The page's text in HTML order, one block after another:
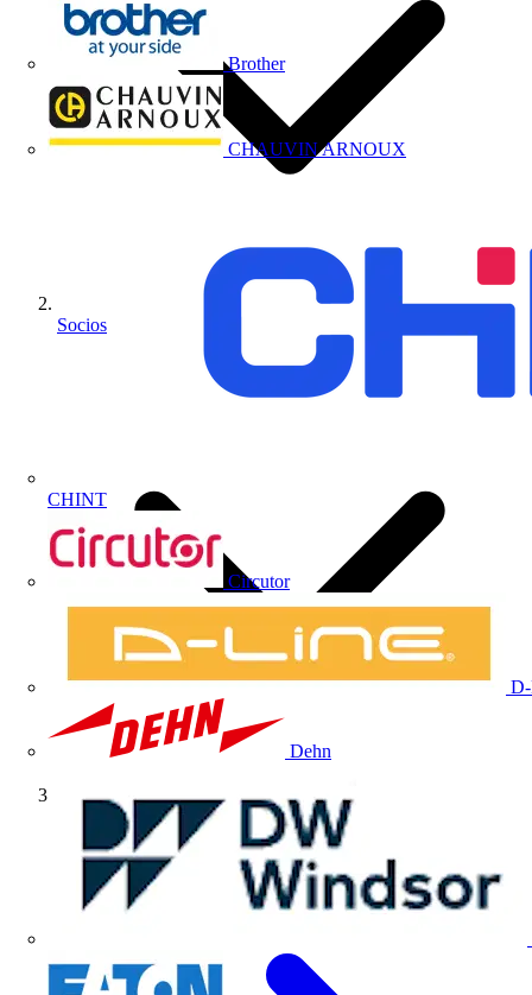
Brother
CHAUVIN ARNOUX
CHINT
Circutor
Dehn
Socios
Fabricante